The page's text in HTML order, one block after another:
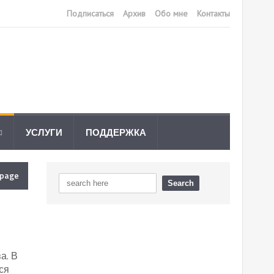
Подписаться Архив Обо мне Контакты
УСЛУГИ ПОДДЕРЖКА
В